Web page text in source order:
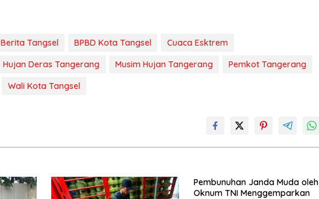
Berita Tangsel BPBD Kota Tangsel
Cuaca Esktrem
Hujan Deras Tangerang Musim Hujan Tangerang
Pemkot Tangerang
Wali Kota Tangsel
Pembunuhan Janda Muda oleh
Oknum TNI Menggemparkan